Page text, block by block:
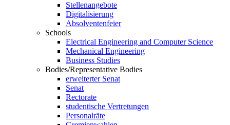
Stellenangebote
Digitalisierung
Absolventenfeier
Schools
Electrical Engineering and Computer Science
Mechanical Engineering
Business Studies
Bodies/Representative Bodies
erweiterter Senat
Senat
Rectorate
studentische Vertretungen
Personalräte